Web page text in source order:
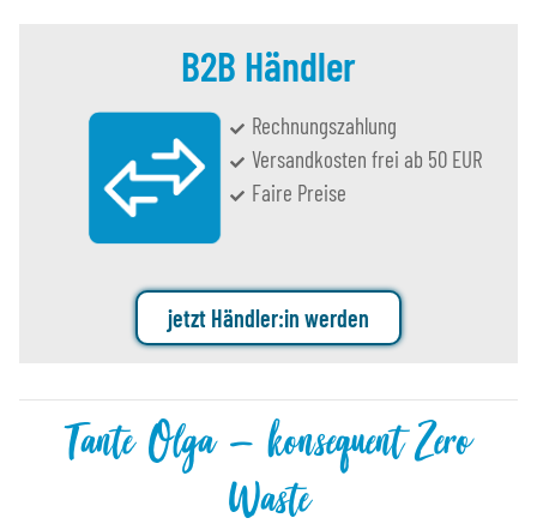
B2B Händler
Rechnungszahlung
Versandkosten frei ab 50 EUR
Faire Preise
jetzt Händler:in werden
Tante Olga – konsequent Zero
Waste